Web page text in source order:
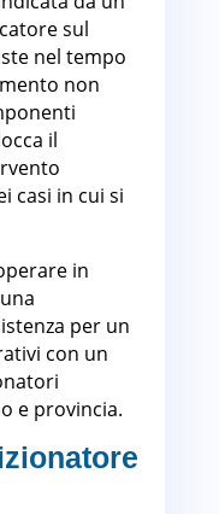
sul
nel tempo
non
il
casi in cui si
in
per un
con un
e provincia.